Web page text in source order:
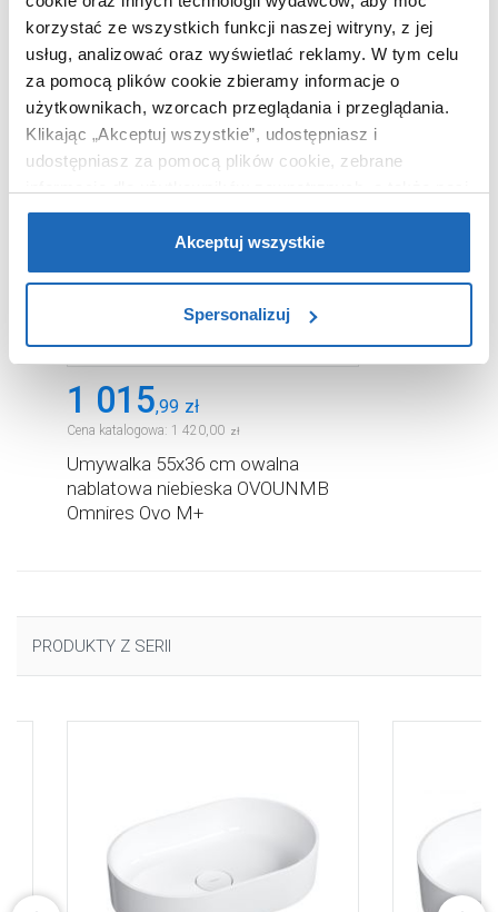
korzystać ze wszystkich funkcji naszej witryny, z jej
usług, analizować oraz wyświetlać reklamy. W tym celu
za pomocą plików cookie zbieramy informacje o
użytkownikach, wzorcach przeglądania i przeglądania.
Klikając „Akceptuj wszystkie”, udostępniasz i
udostępniasz za pomocą plików cookie, zebrane
partnerzy reklamowi.Jeśli chcesz, włącz „Tylko
wymagane pliki cookie”.Pamiętaj jednak, że
zablokowane niektóre pliki cookie mogą mieć wpływ na
cookie, kliknij „Ustawienia plików cookie”.
uzyskać więcej informacji na temat plików cookie i tego,
dlaczego ich przepisy, przejdź do zakładu „Informacje o
plikach cookie”.
Akceptuj wszystkie
Spersonalizuj
1 015,99 zł
Cena katalogowa: 1 420,00 zł
Umywalka 55x36 cm owalna
nablatowa niebieska OVOUNMB
Omnires Ovo M+
PRODUKTY Z SERII